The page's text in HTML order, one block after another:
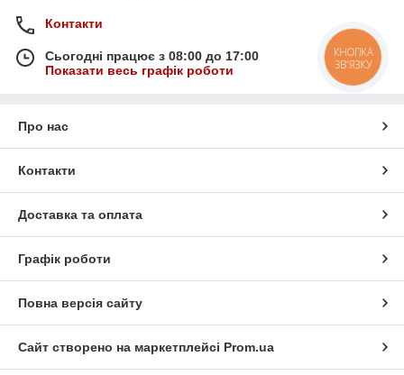
Контакти
Сьогодні працює з 08:00 до 17:00
Показати весь графік роботи
Про нас
Контакти
Доставка та оплата
Графік роботи
Повна версія сайту
Сайт створено на маркетплейсі Prom.ua
КНОПКА
ЗВ'ЯЗКУ